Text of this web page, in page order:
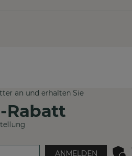
an und erhalten Sie
Rabatt
ANMELDEN